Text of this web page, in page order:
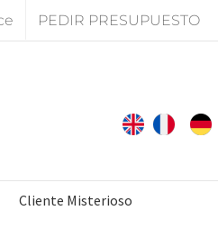
PEDIR PRESUPUESTO
Cliente Misterioso